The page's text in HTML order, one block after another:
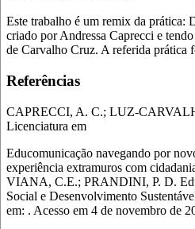
Este trabalho é um remix da prática:
criado por Andressa Caprecci e
de Carvalho Cruz. A referida prática
Referências
CAPRECCI, A. C.; LUZ-
Licenciatura em
Educomunicação navegando por
experiência extramuros com
VIANA, C.E.; PRANDINI, P. D.
Social e Desenvolvimento
em: . Acesso em 4 de novembro de